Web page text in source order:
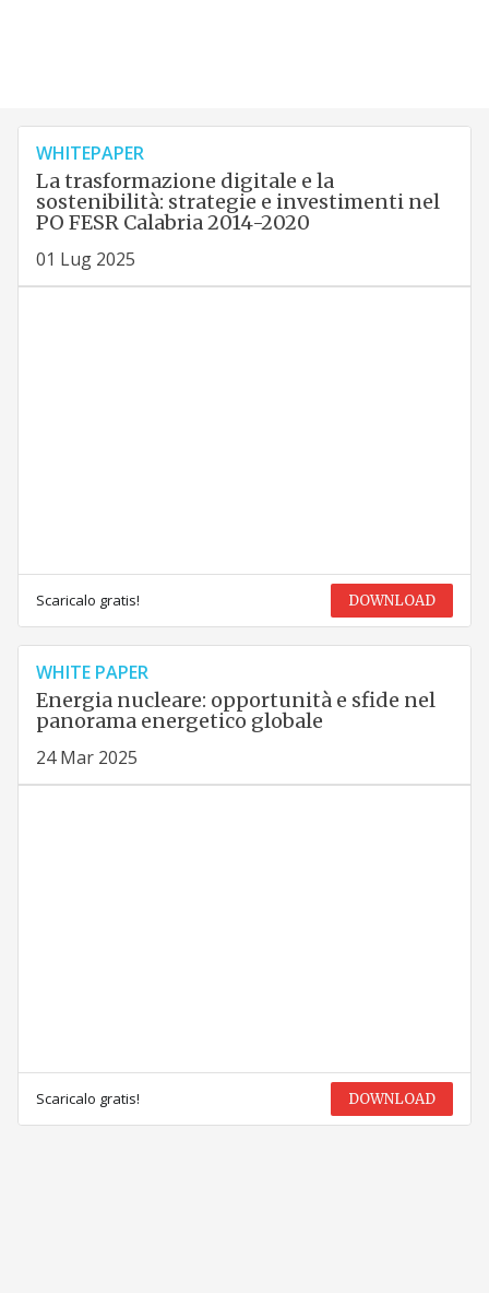
WHITEPAPER
La trasformazione digitale e la
sostenibilità: strategie e investimenti nel
PO FESR Calabria 2014-2020
01 Lug 2025
Scaricalo gratis! DOWNLOAD
WHITE PAPER
Energia nucleare: opportunità e sfide nel
panorama energetico globale
24 Mar 2025
Scaricalo gratis! DOWNLOAD